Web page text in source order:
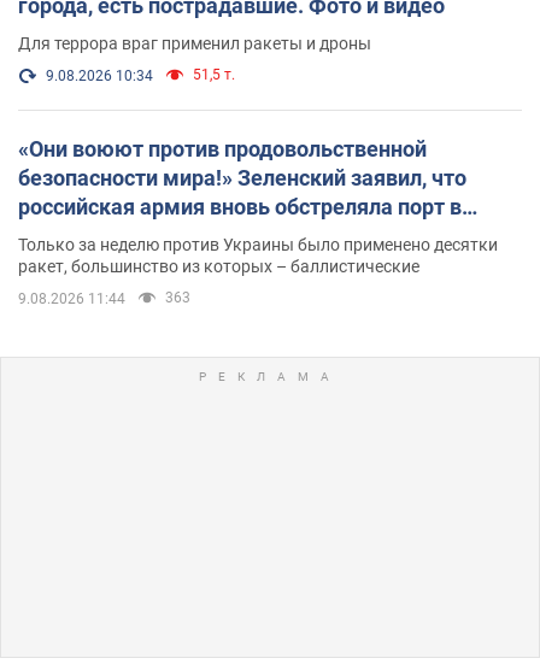
города, есть пострадавшие. Фото и видео
Для террора враг применил ракеты и дроны
9.08.2026 10:34 51,5 т.
«Они воюют против продовольственной
безопасности мира!» Зеленский заявил, что
российская армия вновь обстреляла порт в
Одессе
Только за неделю против Украины было применено десятки
ракет, большинство из которых – баллистические
9.08.2026 11:44 363